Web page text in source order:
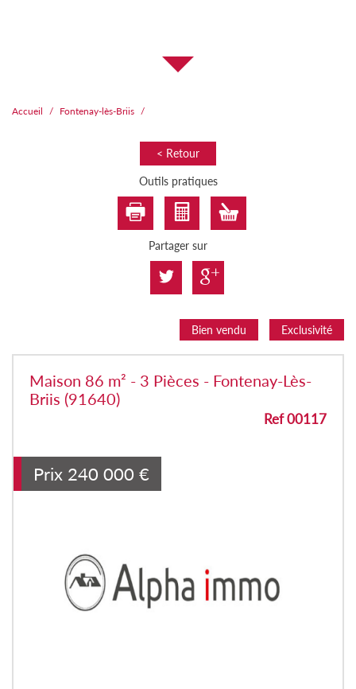
Accueil Fontenay-lès-Briis
< Retour
Outils pratiques
Partager sur
Bien vendu Exclusivité
Maison 86 m² - 3 Pièces - Fontenay-Lès-
Briis (91640)
Ref 00117
Prix 240 000 €